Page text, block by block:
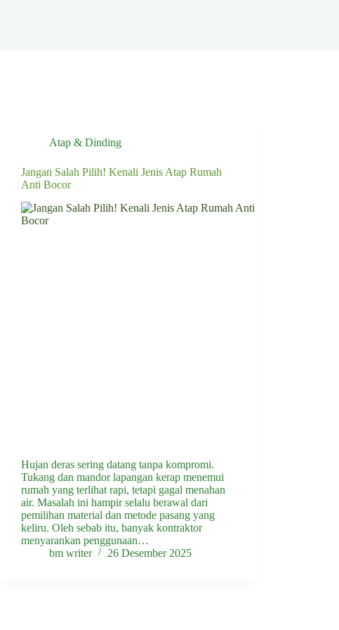
Atap & Dinding
Jangan Salah Pilih! Kenali Jenis Atap Rumah
Anti Bocor
Hujan deras sering datang tanpa kompromi.
Tukang dan mandor lapangan kerap menemui
rumah yang terlihat rapi, tetapi gagal menahan
air. Masalah ini hampir selalu berawal dari
pemilihan material dan metode pasang yang
keliru. Oleh sebab itu, banyak kontraktor
menyarankan penggunaan…
bm writer
26 Desember 2025